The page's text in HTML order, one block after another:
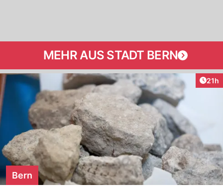
MEHR AUS STADT BERN
21h
Bern